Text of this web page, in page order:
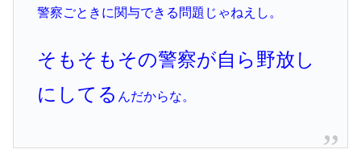
警察ごときに関与できる問題じゃねえし。
そもそもその警察が自ら野放し
にしてる んだからな。